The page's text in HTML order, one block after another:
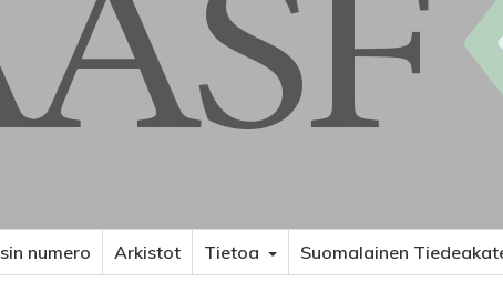
numero Arkistot Tietoa Suomalainen